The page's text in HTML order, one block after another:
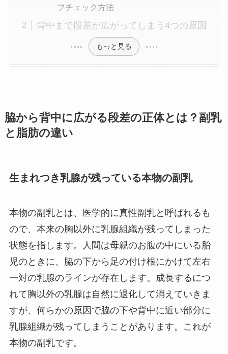
フチェック方法
背中まで段差が広がってしまう4つの原因
もっと見る
脇から背中に広がる段差の正体とは？副乳
と脂肪の違い
生まれつき乳腺が残っている本物の副乳
本物の副乳とは、医学的に真性副乳と呼ばれるも
ので、本来の胸以外に乳腺組織が残ってしまった
状態を指します。人間は母親のお腹の中にいる胎
児のときに、脇の下から足の付け根にかけて左右
一対の乳腺のラインが存在します。成長するにつ
れて胸以外の乳腺は自然に退化して消えていきま
すが、何らかの原因で脇の下や背中に近い部分に
乳腺組織が残ってしまうことがあります。これが
本物の副乳です。